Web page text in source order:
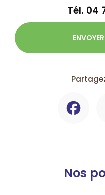
Tél. 04
Nos